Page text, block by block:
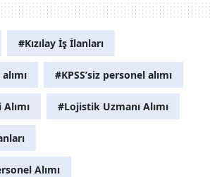
#Kızılay İş İlanları
#KPSS’siz personel alımı
#Lojistik Uzmanı Alımı
Alımı